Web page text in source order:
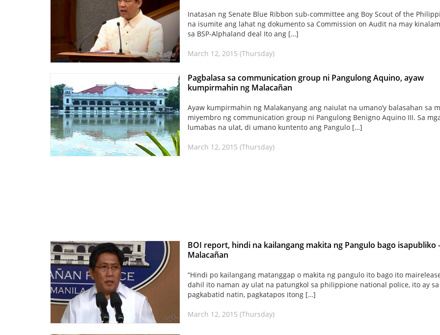
Inatasan ng Senate Blue Ribbon sub-committee ang Boy Scout of the
na isumite ang lahat ng dokumento sa Commission on Audit na may
sa BSP-Alphaland deal Ito ang […]
March 12, 2015 (Thursday)
Pagbalasa sa communication group ni Pangulong Aquino, ayaw
kumpirmahin ng Malacañan
Ayaw kumpirmahin ng Malakanyang ang naiulat na umano’y balasahan sa
miyembro ng communication group ni Pangulong Benigno Aquino III. Sa
lumabas na ulat, di umano kuntento ang Pangulo […]
March 12, 2015 (Thursday)
BOI report, hindi na kailangang makita ng Pangulo bago isapubliko
Malacañan
“Hindi po kailangang matanggap o makita ng pangulo ito bago ito
dahil ito naman ay ulat na patungkol sa philippione national police, ito ay sa
pagkabatid natin, pagkatapos itong […]
March 12, 2015 (Thursday)